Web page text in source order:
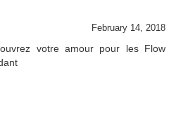
February 14, 2018
votre amour pour les Flow